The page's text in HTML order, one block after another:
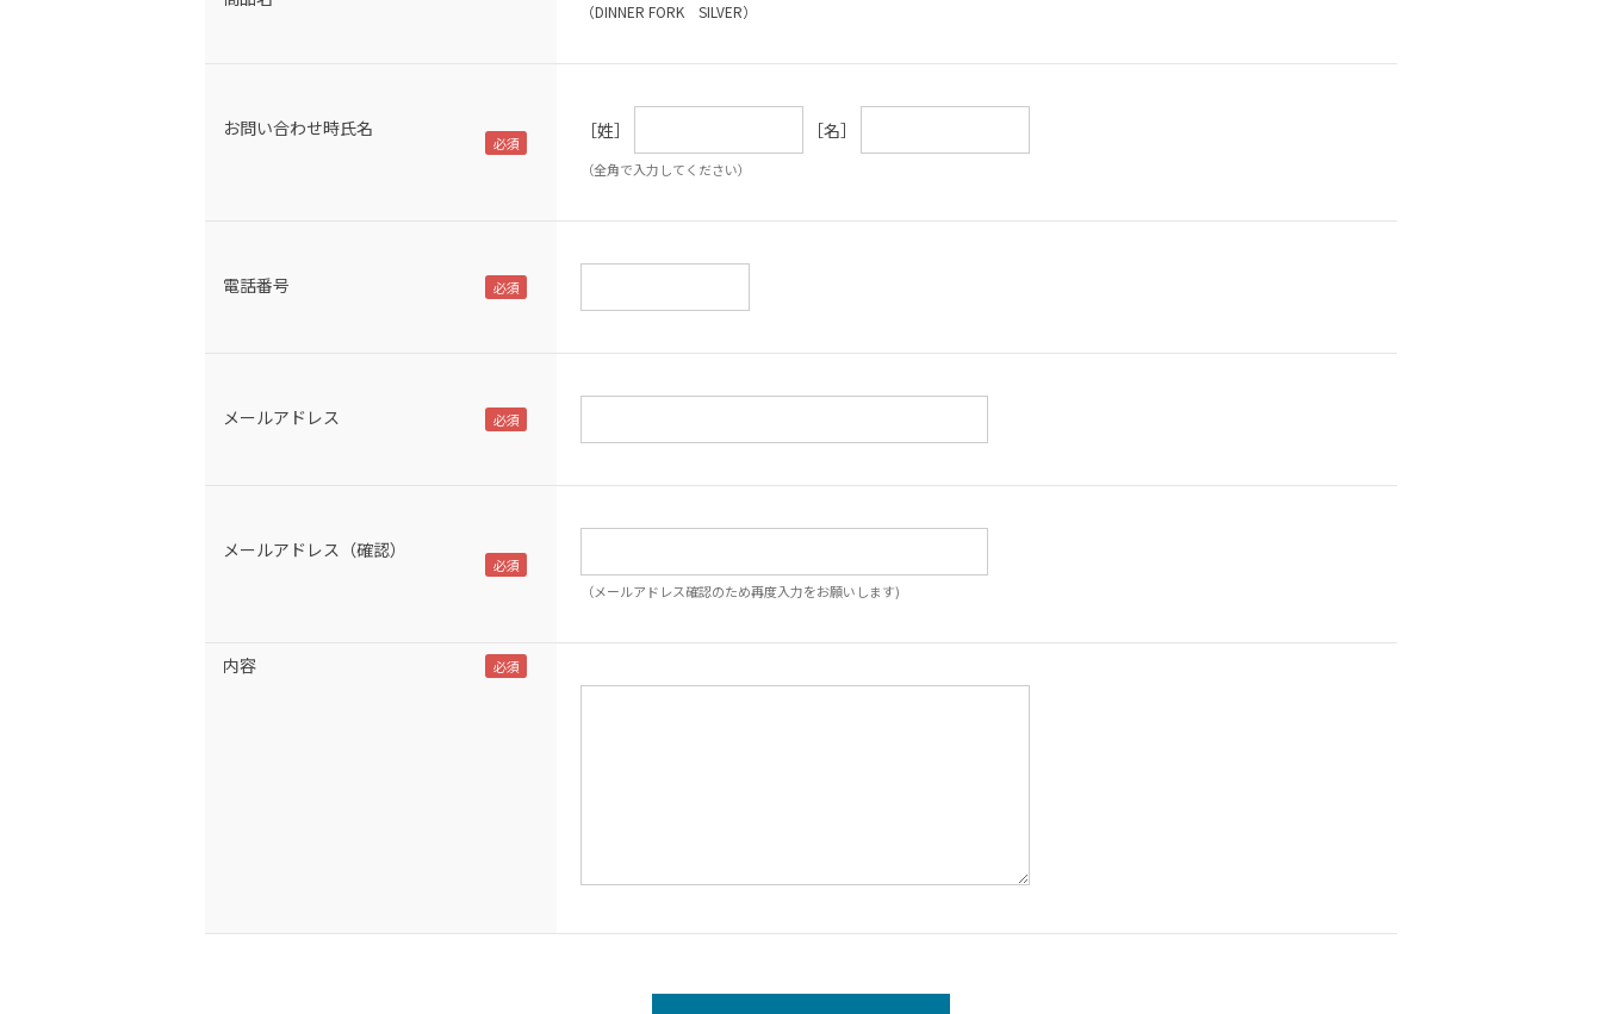
（DINNER FORK SILVER）
お問い合わせ時氏名 ［姓］ ［名］
（全角で入力してください）
電話番号
メールアドレス
メールアドレス（確認）
（メールアドレス確認のため再度入力をお願いします)
内容